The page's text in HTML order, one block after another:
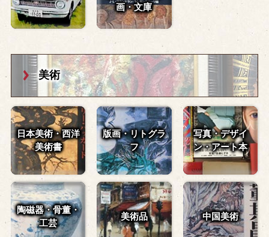
画・文庫
美術
日本美術・西洋
美術書
版画・リトグラ
フ
写真・デザイ
ン・アート本
陶磁器・骨董・
工芸
美術品 中国美術